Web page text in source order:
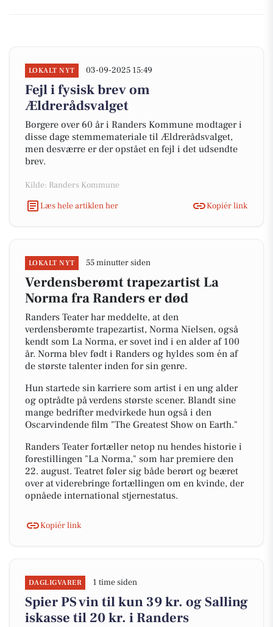
LOKALT NYT 03-09-2025 15:49
Fejl i fysisk brev om
Ældrerådsvalget
Borgere over 60 år i Randers Kommune modtager i
disse dage stemmemateriale til Ældrerådsvalget,
men desværre er der opstået en fejl i det udsendte
brev.
Kilde: Randers Kommune
Læs hele artiklen her
Kopiér link
LOKALT NYT 55 minutter siden
Verdensberømt trapezartist La
Norma fra Randers er død
Randers Teater har meddelte, at den
verdensberømte trapezartist, Norma Nielsen, også
kendt som La Norma, er sovet ind i en alder af 100
år. Norma blev født i Randers og hyldes som én af
de største talenter inden for sin genre.
Hun startede sin karriere som artist i en ung alder
og optrådte på verdens største scener. Blandt sine
mange bedrifter medvirkede hun også i den
Oscarvindende film "The Greatest Show on Earth."
Randers Teater fortæller netop nu hendes historie i
forestillingen "La Norma," som har premiere den
22. august. Teatret føler sig både berørt og beæret
over at viderebringe fortællingen om en kvinde, der
opnåede international stjernestatus.
Kopiér link
DAGLIGVARER 1 time siden
Spier PS vin til kun 39 kr. og Salling
iskasse til 20 kr. i Randers